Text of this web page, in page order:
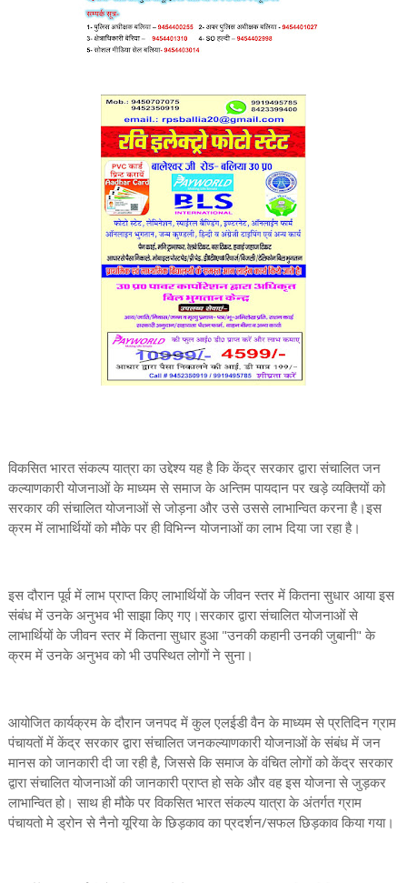
विकसित भारत संकल्प यात्रा का उद्देश्य यह है कि केंद्र सरकार द्वारा संचालित जन
कल्याणकारी योजनाओं के माध्यम से समाज के अन्तिम पायदान पर खड़े व्यक्तियों को
सरकार की संचालित योजनाओं से जोड़ना और उसे उससे लाभान्वित करना है।इस
क्रम में लाभार्थियों को मौके पर ही विभिन्न योजनाओं का लाभ दिया जा रहा है।
इस दौरान पूर्व में लाभ प्राप्त किए लाभार्थियों के जीवन स्तर में कितना सुधार आया इस
संबंध में उनके अनुभव भी साझा किए गए।सरकार द्वारा संचालित योजनाओं से
लाभार्थियों के जीवन स्तर में कितना सुधार हुआ "उनकी कहानी उनकी जुबानी" के
क्रम में उनके अनुभव को भी उपस्थित लोगों ने सुना।
आयोजित कार्यक्रम के दौरान जनपद में कुल एलईडी वैन के माध्यम से प्रतिदिन ग्राम
पंचायतों में केंद्र सरकार द्वारा संचालित जनकल्याणकारी योजनाओं के संबंध में जन
मानस को जानकारी दी जा रही है, जिससे कि समाज के वंचित लोगों को केंद्र सरकार
द्वारा संचालित योजनाओं की जानकारी प्राप्त हो सके और वह इस योजना से जुड़कर
लाभान्वित हो। साथ ही मौके पर विकसित भारत संकल्प यात्रा के अंतर्गत ग्राम
पंचायतो मे ड्रोन से नैनो यूरिया के छिड़काव का प्रदर्शन/सफल छिड़काव किया गया।